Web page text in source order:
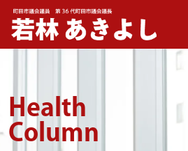
メインナビゲーション
Health
Column